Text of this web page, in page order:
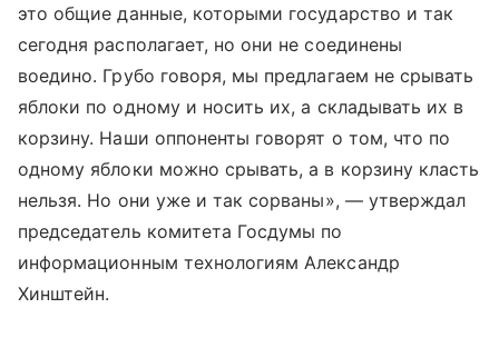
это общие данные, которыми государство и так
сегодня располагает, но они не соединены
воедино. Грубо говоря, мы предлагаем не срывать
яблоки по одному и носить их, а складывать их в
корзину. Наши оппоненты говорят о том, что по
одному яблоки можно срывать, а в корзину класть
нельзя. Но они уже и так сорваны», — утверждал
председатель комитета Госдумы по
информационным технологиям Александр
Хинштейн.